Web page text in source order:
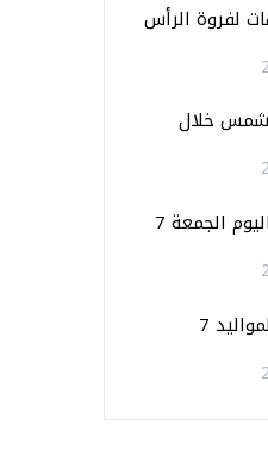
لفروة الرأس
خلال
توقعـات الأبراج اليوم الجمعة 7
توقعـات الأبراج لمواليد 7